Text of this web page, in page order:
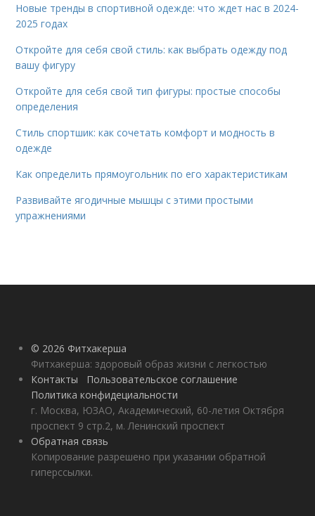
Новые тренды в спортивной одежде: что ждет нас в 2024-
2025 годах
Откройте для себя свой стиль: как выбрать одежду под
вашу фигуру
Откройте для себя свой тип фигуры: простые способы
определения
Стиль спортшик: как сочетать комфорт и модность в
одежде
Как определить прямоугольник по его характеристикам
Развивайте ягодичные мышцы с этими простыми
упражнениями
© 2026 Фитхакерша
Фитхакерша: здоровый образ жизни с легкостью
Контакты
Пользовательское соглашение
Политика конфидециальности
г. Москва, ЮЗАО, Академический, 60-летия Октября
проспект 9 стр.2, м. Ленинский проспект
Обратная связь
Копирование разрешено при указании обратной
гиперссылки.